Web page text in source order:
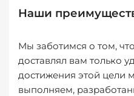
Наши
Мы заботимся о том,
доставлял вам только
достижения этой цели
выполняем,